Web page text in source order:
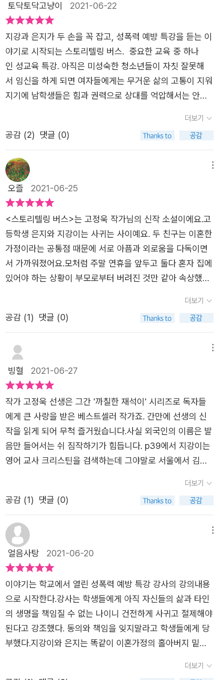
화시키는 중요 매개체이기도 하다. 상황이 바뀐다고 책임감
이 부재한 사회는 우리 삶을 왜곡시킨다. 즉 이 소설에서 놓
치고 있었던 것들이 무엇인지 알아낼 수 있으며, 두 아이에
게 필요한 삶의 기준과 원칙이 무엇인지 이해할 수 있다. 버
스 안에서 소소한 우리의 이야기들이 모여서, 서로가 필요한
존재라는 것을 인식할 때,서로에게 필요한 것은 무엇이며,
책임감 없는 사회에서 ,책임감 있는 존재로 거듭난다는 것의
가치를 느낄 수 있다. 말에 대한 책임감, 행동에 대한 책임
감, 결과에 대한 책임감을 앍레 될 때, 나는 바로 설 수 있
다. 그리고 돌이켜 보면,나에게 책임감 없는 삶이 나에게 어
떤 삶으로 이어지는지 스스로 깨닫게 되었다.
며 자신을 아빠에게 맡기고 사라진 엄마와 주로 지방에서 일
이 많아 지강을 혼로 두고 떨어져 지내는 아빠로 인해 힘들
때에도 위로 받지 못하던 자신에게 은지는 너무나 고마운 친
구입니다.[스토리텔링 버스]는 이런 두 사람이 강원도 양양
으로 여행을 떠나며 올라탄 버스가 갑작스런 폭우에 고속도
로에서 고립 되면서 이야기 속의 이야기가, 스토리텔링이 벌
게 엄마를 찾았으나 외국에서 재혼하며 살고 있다는 사실에
합창 대회 우승은 어쩌면 엄마를 만나러 갈 수 있는 유일한
기회였으나 순위권에 못들어 우울해 할 때 엄마와 연락 했다
는 사실을 알게 된 아빠의 폭력에 힘들어하던 지강, 이둘은
스토리텔링 버스의 승객이 되었습니다.고속도로 한복판에
길게 늘어선 차들, 토사로 인해 막혀버린 길을 뚫기 위해 군
인들까지 동원 되었지만 시간이 지나도 차는 움직일 기미가
없었고 승객들은 무료하고 지친가운데 재미있는 이야기를
나누자며 자신의 이야기, 자신이 알고 있는 재미있는 이야기
들을 풀어놓습니다. 실화임에도 믿을 수 없는 이야기들, 자
신이 현재의 직업을 가지게 된 이야기들, 섣부른 말실수로
인해 가족에게 발생한 위험들에 관한 이야기를 듣는 와중에
지강과 은지는 가족의 의미를 다시 한번 생각하게 됩니다.
떤 시련이 올지 모른다는 생각에 여행을 포기하고 스스로 앞
[스토리텔링 버스]를 통해 만난 인연들을 언젠가 다시 만날
것 같다는 생각이 들어 지강과 은지의 다음 이야기 만큼이나
기대가 됩니다.지금은 중학생 학부모이지만 얼마 후면 고등
학생이 될 아이를 두고 있다보니 걱정도 되면서 또 한편으론
이런 과정을 통해 어른이 되어가는 구나 싶기도 합니다. 고
통 없이, 쉬운 길만 걷게 하고 싶은 부모의 마음이 있지만,
언제까지 그들 곁에서 도움을 줄 수는 없다는 걸 알기에 스
스로 자신의 길을 만들어 가도록 이책을 권해 주고 싶습니
지금은 아직 때가 아님을 다행으로 여기며 지금 이순간을 만
족해야겠습니다.*출판사 제공 도서#스토리텔링버스 #고정
욱 #장편소설 #특별한서재#까칠한재석이_시리즈작가 #청
소년문학 #책추천 #책스타그램
토닥토닥고냥이 2021-06-22
지강과 은지가 두 손을 꼭 잡고, 성폭력 예방 특강을 듣는 이
야기로 시작되는 스토리텔링 버스. 중요한 교육 중 하나
인 성교육 특강. 아직은 미성숙한 청소년들이 자칫 잘못해
서 임신을 하게 되면 여자들에게는 무거운 삶의 고통이 지워
지기에 남학생들은 힘과 권력으로 상대를 억압해서는 안되
국 책임감을 이야기하는 것이었다. 사실 아이들에게 책임감
을 요구하는 것은 쉽지않다. 아직 미성숙하고 자기주장이 강
대를 존중하는 마음을 가지고 자기가 한 일에 책임을 지
는 사람이 되어야 한다는 것이다. 두 손을 꼭 잡고 특강을 듣
던 지강과 은지는 다른 아이들과 달랐다. 단순히 호기심
에 끌려서 만나는 게 아니라, 이혼 가정에서 자라 상처를 입
은, 비슷한 처지의 아이들이었다. 외롭고 힘들었던 둘은 서
로를 걱정하고 서로에게 위로가 되는 사이었다. 은지가 무턱
대고 엄마를 찾아갔지만 만날 용기가 없어 대신 은지의 엄마
의 김밥을 사주고 은지의 모습에서 자신의 아픔을 느꼈던 지
국에 가서 엄마를 만날 수 있을 거라는 꿈은 깨져버린다. 며
칠 뒤 지강이 아빠의 폭언은 도가 넘어서고, 엄마에게 연락
했다는 이유로 손찌검까지 당하고 여러 충격에 빠진 지강
과 힘겹게 엄마를 찾아가 자기 한 몸도 힘들다는 엄마의 말
에 흐느껴우는 은지. 둘은 서로를 끌어 안아주고 온전한 가
정의 전유물이라 여기는 둘만의 여행을 떠난다. 가족과 가
고 싶었지만 그들은 황금연휴에 버스에 올라탄다. 그렇게 올
라탄 버스는 공교롭게 폭우로 고립이 되고 버스에서 어른들
의 이야기를 듣게 된다. 책임감이라는 짐을 짊어진 채 앞
만 보고 있느라 자식들과 대화할 시간조차 없었던 부모와 한
창 보호받아야 할 나이에 상처와 외로움, 고독으로 가득차버
린 아이들, 그들의 거리는 그렇게 점점 멀어진 갔던 것이
다. 어른들에게도 무거운 짐인 책임감이 청소년에게는 얼마
는 책임감을 느꼈던 지강이의 모습에 놀랐고 어른들의 얘기
를 들으며지강도 은지도 자신들이 아무 생각없이 여행을 떠
난 것이 과연 책임질 수 있는 행동인가 하는 생각을 하고 차
츰 성장하는 모습을 볼 수 있었다. 책을 읽으며 책임감에 대
해 다시 생각했던 것 같다.누군가를 지켜주는 감정, 그것
은 책임감이다. 어른, 아이할 것 없이 사람이라면 그 단어
는 결코 가볍지 않고 쉽지도 않을 것이다. 어른이 되어서
는, 가족을 지켜야한다는 무거운 책임감의 무게 때문에 앞
만 보고 돈을 벌기 위해 열심히 뛰어다니지만 그 속에서 소
통이란 단어를 잊게 되는 것 같다. 돈도 중요하지만 아이들
과 책임감에 대해 생각했던 것 같다.가족끼리 서로의 마음
더보기
공감 (2) 댓글 (0)
오즐 2021-06-25
<스토리텔링 버스>는 고정욱 작가님의 신작 소설이에요.고
등학생 은지와 지강이는 사귀는 사이예요. 두 친구는 이혼한
가정이라는 공통점 때문에 서로 아픔과 외로움을 다독이면
서 가까워졌어요.모처럼 주말 연휴을 앞두고 둘다 혼자 집에
있어야 하는 상황이 부모로부터 버려진 것만 같아 속상했고,
와 지강은 양양 가는 버스를 탔어요. 버스는 고속도로를 달
리고, 하늘에선 폭우가 쏟아졌어요. 문막을 지나자 도로는
스런 폭우에 산사태를 막는다고 해놓은 공사가 무너져서 길
이 막혀버렸어요.고속도로 위에 멈춰버린 버스 안에는 은지
와 지강뿐만이 아니라 여러 사람들이 타고 있었어요. 조용하
고 어색한 버스 안에서 아저씨 한 명이 나서서 재미난 이야
기를 시작했고, 모두들 귀 기울였어요. 영화의 한 장면 같죠?
어쩔 수 없는 위기 상황에서 묘한 동지애가 생기나봐요. 낯
선 분위기를 풀고자 이야기를 꺼낸 아저씨 덕분에 승객들은
이야기 속으로 빠져들어요.이야기의 힘이란 놀라운 것 같아
해야 하는 상황이 한순간에 '스토리텔링 버스'라는 이야기
세계로 변했으니까요.낯선 타인이 어떤 일을 겪었는지, 그의
삶이 어떠했는지... 모를 때는 우리에게 아무 의미가 없어요.
하지만 그 삶이 하나의 이야기가 되는 순간 그 이야기는 듣
는 사람들의 마음 속으로 흘러들어오고, 크고 작은 영향을
주는 것 같아요.만약 양양 가는 버스 안에서 고등학생으로
보이는 여학생과 남학생 커플을 봤다면 어떤 생각을 했을까
요.다양한 반응 중에는 부정적인 시선도 있을 거예요. 하지
만 은지와 지강이의 사연을 알게 된다면 괜한 오해나 편견을
갖진 않을 거예요. 그래서 이야기를 나눈다는 건 우리 모두
에게 중요한 일인 것 같아요. 입 밖으로 꺼내지 않은 이야기
는 사라지니까, 마음을 보여주고 싶다면 말로 표현해야 해
요. 미안하면 미안하다고, 걱정되면 걱정된다고, 그리고 사
더보기
공감 (1) 댓글 (0)
빙혈 2021-06-27
작가 고정욱 선생은 그간 '까칠한 재석이' 시리즈로 독자들
에게 큰 사랑을 받은 베스트셀러 작가죠. 간만에 선생의 신
작을 읽게 되어 무척 즐거웠습니다.사실 외국인의 이름은 발
음만 들어서는 쉬 짐작하기가 힘듭니다. p39에서 지강이는
영어 교사 크리스틴을 검색하는데 그야말로 서울에서 김서
라서라거나 영어가 서툴러서가 아니라 누구에게나 마찬가지
이겠습니다. 그래도 'Mc이라는 성을 보니 아일랜드계임'을
고정 캐릭터이기도 하므로 '맥기'라는 발음이 한국인에게도
익숙할 듯합니다. 강세가 뒤에 있죠.p41에서 아이들은 합창
부 선생님에게 '이런 오래된 팝송 구리다'며 아우성을 칩니
다. 그 노래는 '마더 오브 마인'인데 아마 작가 고 선생님이
어렸을 무렵 많이 학교에서 가르친 노래 아닐까 싶습니다.
사실 오래된 게 문제가 아니라, 엄마의 사랑을 강조하는 주
제는 좋지만, 선율이 너무 축 처지고 궁상맞다는 느낌이 있
습니다. 명곡이긴 하죠. 지강이는 미국에 건너간 엄마를 그
입니다. 요즘은 결혼 전 성씨를 미들네임처럼 쓰곤 하죠. 하
더보기
공감 (1) 댓글 (0)
얼음사탕 2021-06-20
이야기는 학교에서 열린 성폭력 예방 특강 강사의 강의내용
으로 시작한다.강사는 학생들에게 아직 자신들의 삶과 타인
의 생명을 책임질 수 없는 나이니 건전하게 사귀고 절제해야
된다고 강조했다. 동의와 책임을 잊지말라고 학생들에게 당
부했다.​지강이와 은지는 똑같이 이혼가정의 홀아버지 밑에
처지라는 것을 친구 민영으로부터 듣고는 동병상련을 느끼
더보기